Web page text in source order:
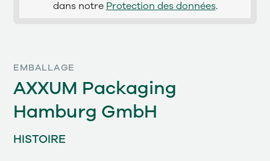
dans notre Protection des données.
EMBALLAGE
AXXUM Packaging
Hamburg GmbH
HISTOIRE